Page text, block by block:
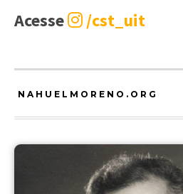
Acesse /cst_uit
NAHUELMORENO.ORG